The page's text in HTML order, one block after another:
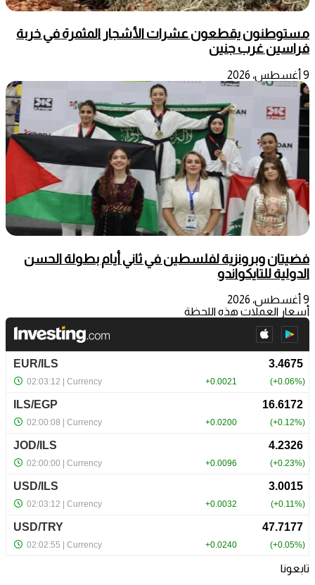
مستوطنون يقطعون عشرات الأشجار المثمرة في خربة
فراسين غرب جنين
9 أغسطس، 2026
فضيتان وبرونزية لفلسطين في ثاني أيام بطولة الحسن
الدولية للتايكواندو
9 أغسطس، 2026
أسعار العملات هذه اللحظة
تابعونا